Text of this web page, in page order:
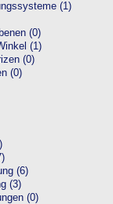
(1)
(0)
(1)
(0)
(0)
(6)
(3)
(0)